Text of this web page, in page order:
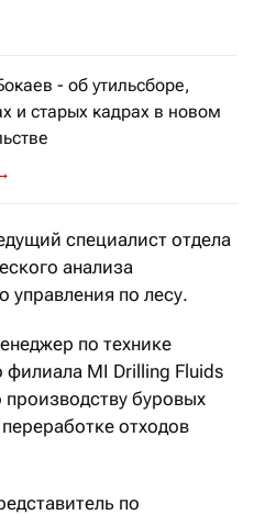
- об утильсборе,
и старых кадрах в новом
политолог
специалист отдела
анализа
управления по лесу.
по технике
филиала MI Drilling Fluids
буровых
отходов
по